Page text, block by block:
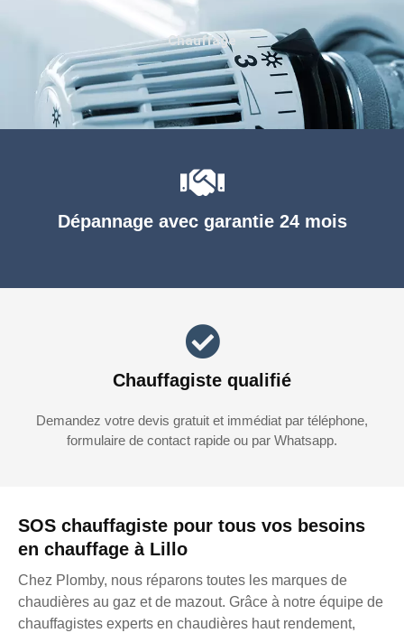
SOS chauffagiste pour tous vos besoins
en chauffage à Lillo
Chez Plomby, nous réparons toutes les marques de
chaudières au gaz et de mazout. Grâce à notre équipe de
chauffagistes experts en chaudières haut rendement,
Dépannage avec garantie 24 mois
Chauffagiste qualifié
Demandez votre devis gratuit et immédiat par téléphone,
formulaire de contact rapide ou par Whatsapp.
Chauffage